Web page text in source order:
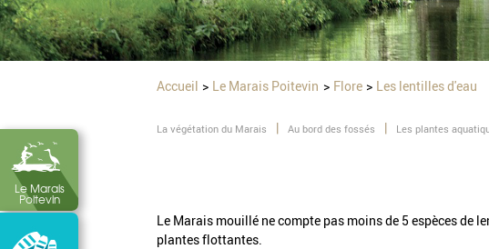
Le Marais
Poitevin
Accueil Le Marais Poitevin Flore Les lentilles d'eau
La végétation du Marais Au bord des fossés Les plantes
Le Marais mouillé ne compte pas moins de 5 espèces de
plantes flottantes.